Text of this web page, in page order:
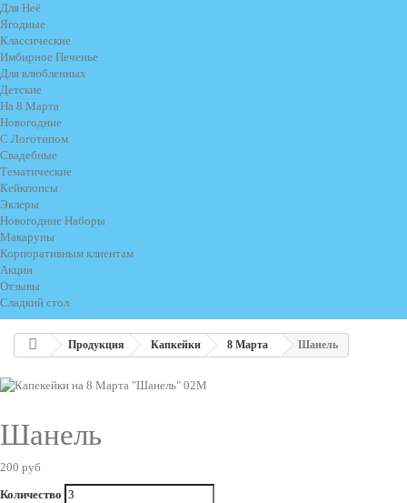
Для Неё
Ягодные
Классические
Имбирное Печенье
Для влюбленных
Детские
На 8 Марта
Новогодние
С Логотипом
Свадебные
Тематические
Кейкпопсы
Эклеры
Новогодние Наборы
Макаруны
Корпоративным клиентам
Акции
Отзывы
Сладкий стол
Продукция Капкейки 8 Марта Шанель
Шанель
200 руб
Количество